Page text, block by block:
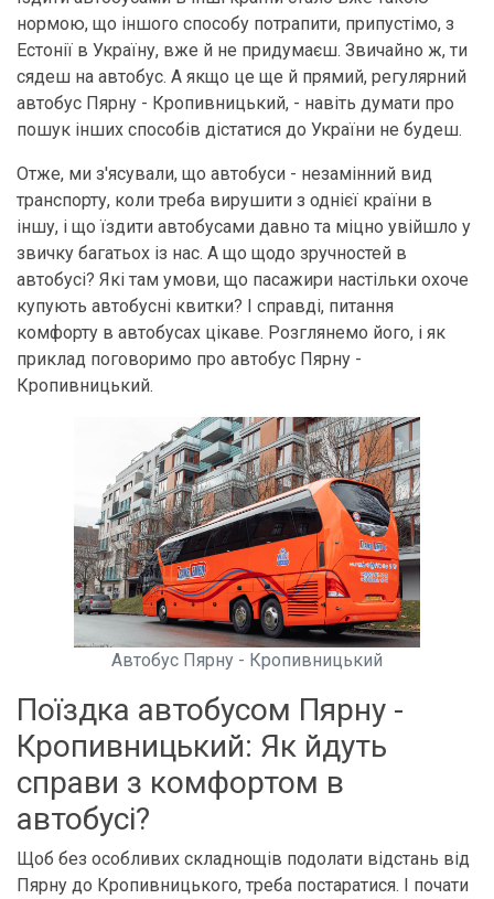
нормою, що іншого способу потрапити, припустімо, з
Естонії в Україну, вже й не придумаєш. Звичайно ж, ти
сядеш на автобус. А якщо це ще й прямий, регулярний
автобус Пярну - Кропивницький, - навіть думати про
пошук інших способів дістатися до України не будеш.
Отже, ми з'ясували, що автобуси - незамінний вид
транспорту, коли треба вирушити з однієї країни в
іншу, і що їздити автобусами давно та міцно увійшло у
звичку багатьох із нас. А що щодо зручностей в
автобусі? Які там умови, що пасажири настільки охоче
купують автобусні квитки? І справді, питання
комфорту в автобусах цікаве. Розглянемо його, і як
приклад поговоримо про автобус Пярну -
Кропивницький.
Автобус Пярну - Кропивницький
Поїздка автобусом Пярну -
Кропивницький: Як йдуть
справи з комфортом в
автобусі?
Щоб без особливих складнощів подолати відстань від
Пярну до Кропивницького, треба постаратися. І почати